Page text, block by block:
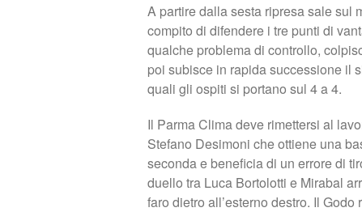
A partire dalla sesta ripresa sale sul
compito di difendere i tre punti di
qualche problema di controllo,
poi subisce in rapida successione il
quali gli ospiti si portano sul 4 a 4.
Il Parma Clima deve rimettersi al
Stefano Desimoni che ottiene una
seconda e beneficia di un errore di
duello tra Luca Bortolotti e Mirabal
faro dietro all’esterno destro. Il